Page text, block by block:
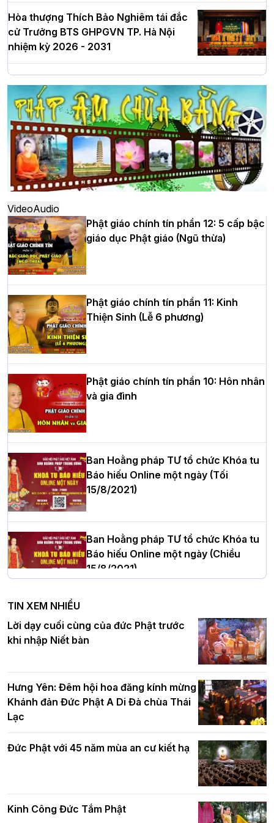
Hòa thượng Thích Bảo Nghiêm tái đắc
cử Trưởng BTS GHPGVN TP. Hà Nội
nhiệm kỳ 2026 - 2031
Hà Nội: Long trọng lễ khởi công xây
dựng Trung tâm văn hóa Phật giáo Thủ
đô
Hà Nội: Ngày tu học cuối cùng khép lại
khóa sinh hoạt Phật pháp mùa hè lần
thứ XIV tại chùa Bằng
Học yêu thương trong ngày tu tập thứ
tư của Khóa sinh hoạt Phật pháp mùa
hè tại chùa Bằng
HT.Thích Thọ Lạc được suy cử làm tân
Trưởng BTS GHPGVN tỉnh Nghệ An
Hòa thượng Thích Quảng Tùng tái đắc
cử Trưởng BTS GHPGVN thành phố Hải
Phòng nhiệm kỳ 2026 – 2031
Thượng tọa Thích Tâm Chính được suy
cử tân Trưởng ban Trị sự GHPGVN tỉnh
Hà Nội: Tăng Ni Trường hạ Bồ Đề trang
nghiêm tác pháp Tiền an cư PL.2570 –
DL.2026
Hà Nội
Hơn 5.000 người tham dự diễu hành,
VideoAudio
Phật giáo chính tín phần 12: 5 cấp bậc
giáo dục Phật giáo (Ngũ thừa)
Phật giáo chính tín phần 11: Kinh
Thiện Sinh (Lễ 6 phương)
Phật giáo chính tín phần 10: Hôn nhân
và gia đình
Ban Hoằng pháp TƯ tổ chức Khóa tu
Báo hiếu Online một ngày (Tối
15/8/2021)
Ban Hoằng pháp TƯ tổ chức Khóa tu
Báo hiếu Online một ngày (Chiều
15/8/2021)
Ban Hoằng pháp TƯ tổ chức Khóa tu
Báo hiếu Online một ngày (Sáng
15/8/2021)
Tinh thần yêu nước của Phật giáo
Phật giáo chính tín Phần 9: Giải thích
TIN XEM NHIỀU
Lời dạy cuối cùng của đức Phật trước
khi nhập Niết bàn
Hưng Yên: Đêm hội hoa đăng kính mừng
Khánh đản Đức Phật A Di Đà chùa Thái
Lạc
Đức Phật với 45 năm mùa an cư kiết hạ
Kinh Công Đức Tắm Phật